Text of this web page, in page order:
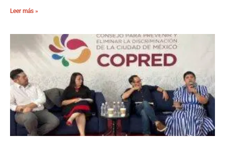
Leer más »